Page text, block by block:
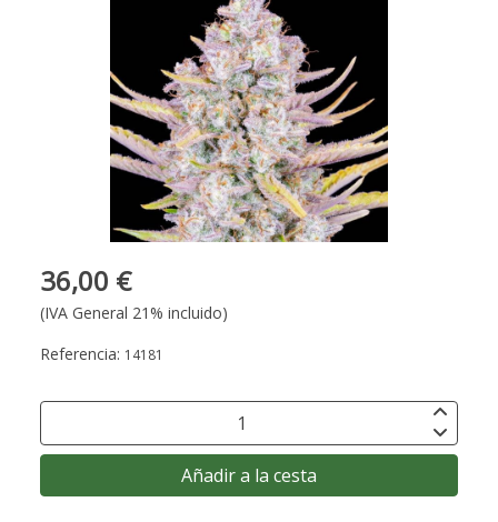
36,00 €
(IVA General 21% incluido)
Referencia: 14181
Añadir a la cesta